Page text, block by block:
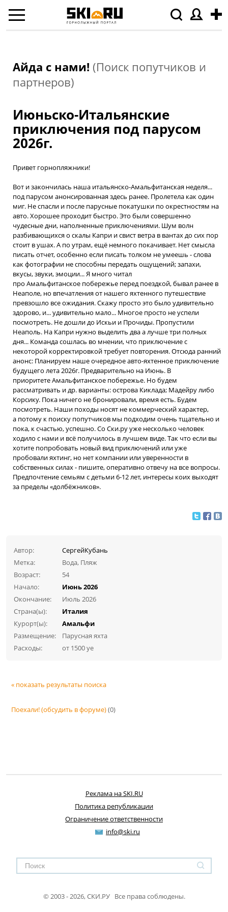
Айда с нами! (Поиск попутчиков и
партнеров)
Июньско-Итальянские
приключения под парусом
2026г.
Привет горнопляжники!
Вот и закончилась наша итальянско-Амальфитанская неделя...
под парусом анонсированная здесь ранее. Пролетела как один
миг. Не спасли и после парусные покатушки по окрестностям на
авто. Хорошее проходит быстро. Это были совершенно
чудесные дни, наполненные приключениями. Шум волн
разбивающихся о скалы Капри и свист ветра в вантах до сих пор
стоит в ушах. А по утрам, ещё немного покачивает. Нет смысла
писать отчет, особенно если писать толком не умеешь - слова
как фотографии не способны передать ощущений; запахи,
вкусы, звуки, эмоции... Я много читал
про Амальфитанское побережье перед поездкой, бывал ранее в
Неаполе, но впечатления от нашего яхтенного путешествие
превзошло все ожидания. Скажу просто это было удивительно
здорово, и... удивительно мало... Многое просто не успели
посмотреть. Не дошли до Искьи и Прочиды. Пропустили
Неаполь. На Капри нужно выделить два а лучше три полных
дня... Команда сошлась во мнении, что приключение с
некоторой корректировкой требует повторения. Отсюда ранний
анонс: Планируем наше очередное авто-яхтенное приключение
будущего лета 2026г. Предварительно на Июнь. В
приоритете Амальфитанское побережье. Но будем
рассматривать и др. варианты: острова Киклада; Мадейру либо
Корсику. Пока ничего не бронировали, время есть. Будем
посмотреть. Наши походы носят не коммерческий характер,
а потому к поиску попутчиков мы подходим очень тщательно и
пока, к счастью, успешно. Со Ски.ру уже несколько человек
ходило с нами и всё получилось в лучшем виде. Так что если вы
хотите попробовать новый вид приключений или уже
пробовали яхтинг, но нет компании или уверенности в
собственных силах - пишите, оперативно отвечу на все вопросы.
Предпочтение семьям с детьми 6-12 лет, интересы коих выходят
за пределы «долбёжников».
Автор:
СергейКубань
Метка:
Вода, Пляж
Возраст:
54
Начало:
Июнь 2026
Окончание:
Июль 2026
Страна(ы):
Италия
Курорт(ы):
Амальфи
Размещение:
Парусная яхта
Расходы:
от 1500 уе
« показать результаты поиска
Поехали! (обсудить в форуме)(0)
Реклама на SKI.RU
Политика републикации
Ограничение ответственности
info@ski.ru
© 2003 - 2026, СКИ.РУ Все права соблюдены.